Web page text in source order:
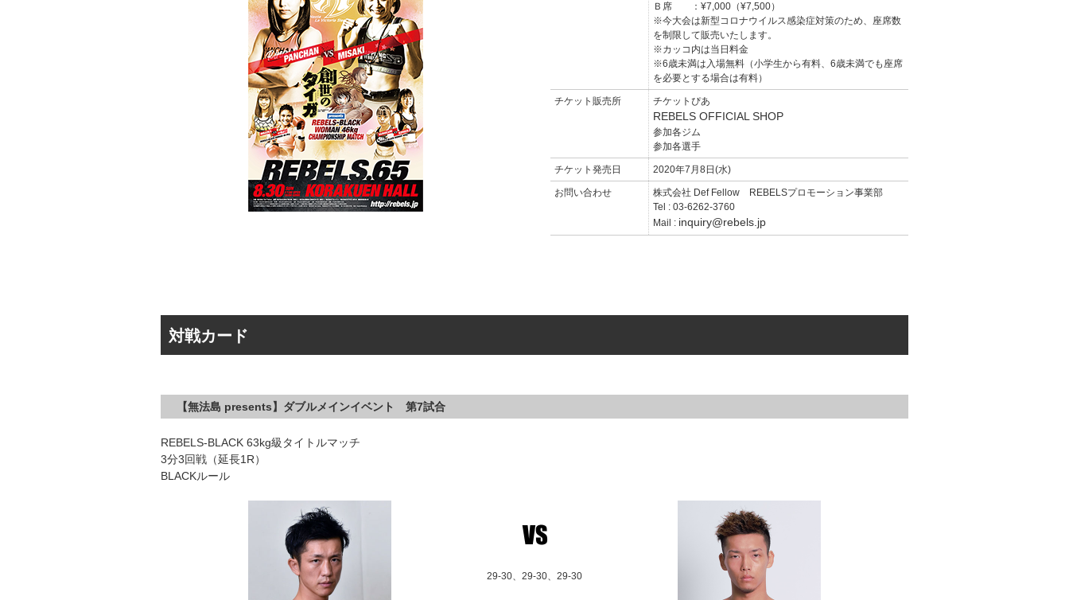
Ｂ席 ：¥7,000（¥7,500）
※今大会は新型コロナウイルス感染症対策のため、座席数
を制限して販売いたします。
※カッコ内は当日料金
※6歳未満は入場無料（小学生から有料、6歳未満でも座席
を必要とする場合は有料）
チケット販売所 チケットぴあ
REBELS OFFICIAL SHOP
参加各ジム
参加各選手
チケット発売日 2020年7月8日(水)
お問い合わせ
株式会社 Def Fellow REBELSプロモーション事業部
Tel : 03-6262-3760
Mail : inquiry@rebels.jp
対戦カード
【無法島 presents】ダブルメインイベント 第7試合
REBELS-BLACK 63kg級タイトルマッチ
3分3回戦（延長1R）
BLACKルール
29-30、29-30、29-30